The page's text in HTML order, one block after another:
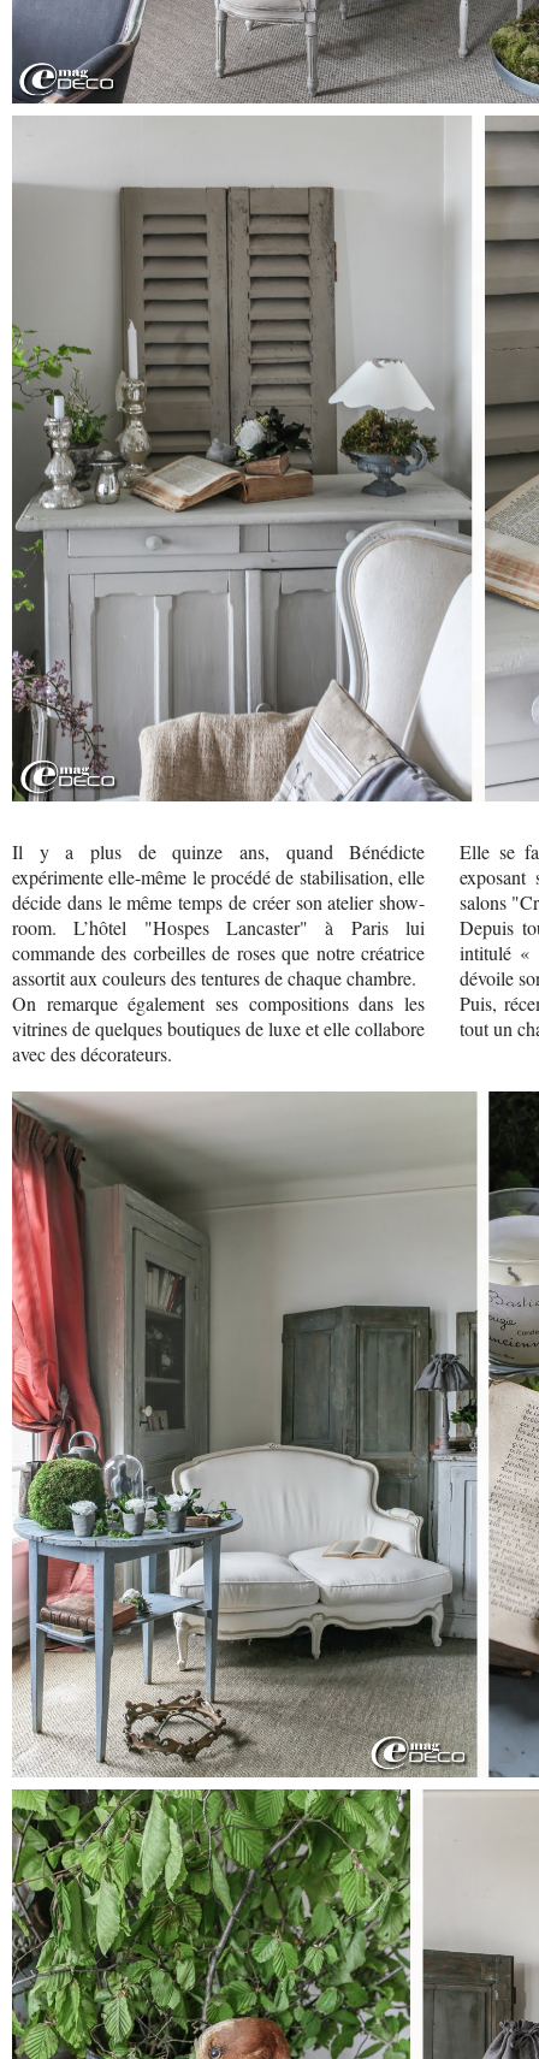
Il y a plus de quinze ans, quand Bénédicte
expérimente elle-même le procédé de stabilisation, elle
décide dans le même temps de créer son atelier show-
room. L’hôtel "Hospes Lancaster" à Paris lui
commande des corbeilles de roses que notre créatrice
assortit aux couleurs des tentures de chaque chambre.
On remarque également ses compositions dans les
vitrines de quelques boutiques de luxe et elle collabore
avec des décorateurs.
Elle se
salons
Depuis
intitulé «
dévoile
Puis,
tout un